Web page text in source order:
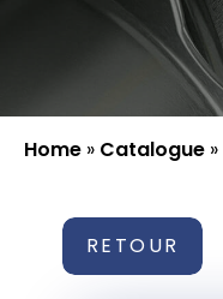
Home » Catalogue »
RETOUR